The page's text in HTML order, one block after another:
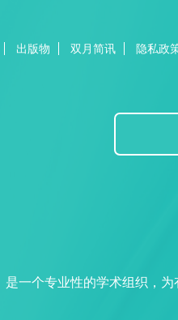
出版物 双月简讯 隐私政
一个专业性的学术组织，